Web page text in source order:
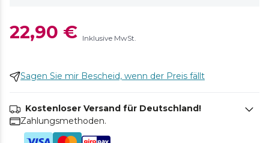
22,90 € Inklusive MwSt.
Sagen Sie mir Bescheid, wenn der Preis fällt
Kostenloser Versand für Deutschland!
Zahlungsmethoden.